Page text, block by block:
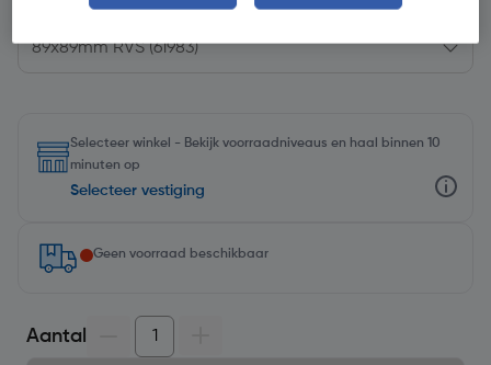
Kies productvariant(3)
Selecteer winkel - Bekijk voorraadniveaus en haal binnen 10
minuten op
Selecteer vestiging
Geen voorraad beschikbaar
Aantal